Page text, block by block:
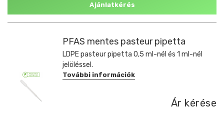
Ajánlatkérés
PFAS mentes pasteur pipetta
LDPE pasteur pipetta 0,5 ml-nél és 1 ml-nél
jelöléssel.
További információk
Ár kérése